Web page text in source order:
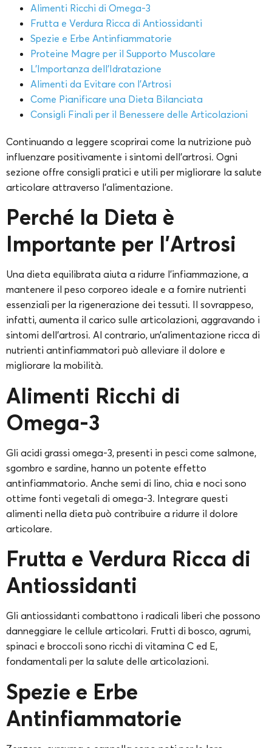
Alimenti Ricchi di Omega-3
Frutta e Verdura Ricca di Antiossidanti
Spezie e Erbe Antinfiammatorie
Proteine Magre per il Supporto Muscolare
L’Importanza dell’Idratazione
Alimenti da Evitare con l’Artrosi
Come Pianificare una Dieta Bilanciata
Consigli Finali per il Benessere delle Articolazioni
Continuando a leggere scoprirai come la nutrizione può
influenzare positivamente i sintomi dell’artrosi. Ogni
sezione offre consigli pratici e utili per migliorare la salute
articolare attraverso l’alimentazione.
Perché la Dieta è
Importante per l’Artrosi
Una dieta equilibrata aiuta a ridurre l’infiammazione, a
mantenere il peso corporeo ideale e a fornire nutrienti
essenziali per la rigenerazione dei tessuti. Il sovrappeso,
infatti, aumenta il carico sulle articolazioni, aggravando i
sintomi dell’artrosi. Al contrario, un’alimentazione ricca di
nutrienti antinfiammatori può alleviare il dolore e
migliorare la mobilità.
Alimenti Ricchi di
Omega-3
Gli acidi grassi omega-3, presenti in pesci come salmone,
sgombro e sardine, hanno un potente effetto
antinfiammatorio. Anche semi di lino, chia e noci sono
ottime fonti vegetali di omega-3. Integrare questi
alimenti nella dieta può contribuire a ridurre il dolore
articolare.
Frutta e Verdura Ricca di
Antiossidanti
Gli antiossidanti combattono i radicali liberi che possono
danneggiare le cellule articolari. Frutti di bosco, agrumi,
spinaci e broccoli sono ricchi di vitamina C ed E,
fondamentali per la salute delle articolazioni.
Spezie e Erbe
Antinfiammatorie